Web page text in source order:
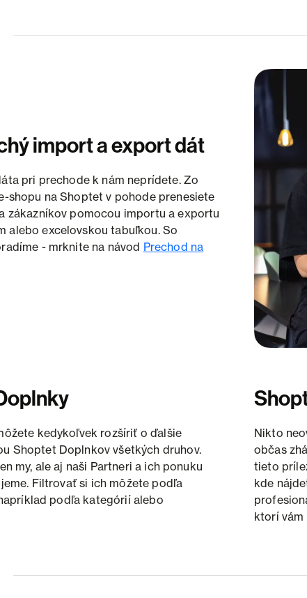
import a export dát
pri prechode k nám neprídete. Zo
shopu na Shoptet v pohode prenesiete
zákazníkov pomocou importu a exportu
alebo excelovskou tabuľkou. So
- mrknite na návod Prechod na
kedykoľvek rozšíriť o ďalšie
Shoptet Doplnkov všetkých druhov.
my, ale aj naši Partneri a ich ponuku
Filtrovať si ich môžete podľa
podľa kategórií alebo
Nikto
občas
tieto
kde
ktorí vám